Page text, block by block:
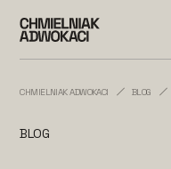
CHMIELNIAK ADWOKACI BLOG
BLOG